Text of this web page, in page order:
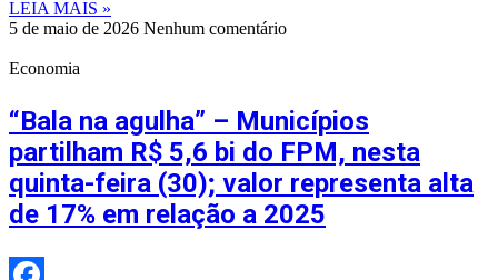
LEIA MAIS »
5 de maio de 2026 Nenhum comentário
Economia
“Bala na agulha” – Municípios
partilham R$ 5,6 bi do FPM, nesta
quinta-feira (30); valor representa alta
de 17% em relação a 2025